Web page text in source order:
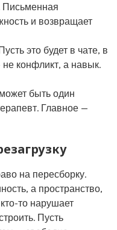
Письменная
и возвращает
это будет в чате, в
конфликт, а навык.
быть один
Главное —
на пересборку.
а пространство,
то нарушает
Пусть